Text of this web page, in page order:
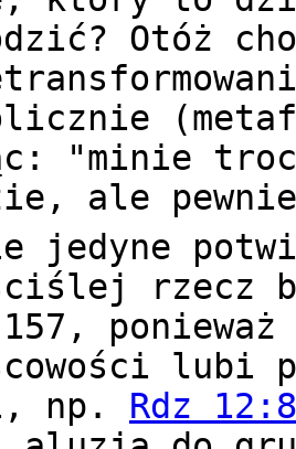
Otóż
"minie
ale
jedyne
rzecz
157,
lubi
np. Rdz 12:8